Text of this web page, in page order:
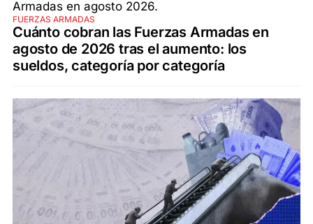
FUERZAS ARMADAS
Cuánto cobran las Fuerzas Armadas en
agosto de 2026 tras el aumento: los
sueldos, categoría por categoría